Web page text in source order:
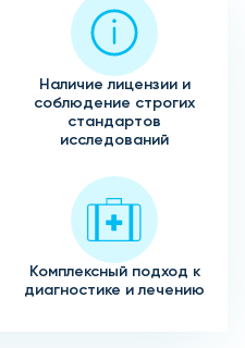
Наличие лицензии и
соблюдение строгих
стандартов
исследований
Комплексный подход к
диагностике и лечению